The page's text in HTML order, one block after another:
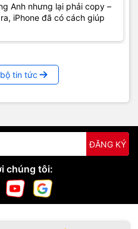
Anh nhưng lại phải copy –
iPhone đã có cách giúp
tin tức
ĐĂNG KÝ
chúng tôi: